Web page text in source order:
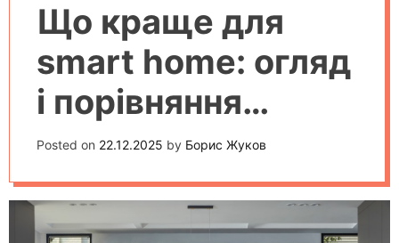
Що краще для
smart home: огляд
і порівняння
популярних
систем
автоматизації
Posted on 22.12.2025 by Борис Жуков